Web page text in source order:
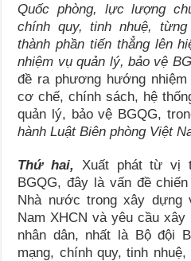
Quốc phòng, lực lượng
chính quy, tinh nhuệ,
thành phần tiến thẳng lên
nhiệm vụ quản lý, bảo vệ
đề ra phương hướng
cơ chế, chính sách, hệ
quản lý, bảo vệ BGQG,
hành Luật Biên phòng Việt
Thứ hai, Xuất phát từ vị
BGQG, đây là vấn đề
Nhà nước trong xây dựng
Nam XHCN và yêu cầu
nhân dân, nhất là Bộ đội
mạng, chính quy, tinh